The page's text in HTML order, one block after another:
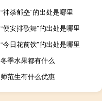
“神荼郁垒”的出处是哪里
“便安排歌舞”的出处是哪里
“今日花前饮”的出处是哪里
冬季水果都有什么
师范生有什么优惠